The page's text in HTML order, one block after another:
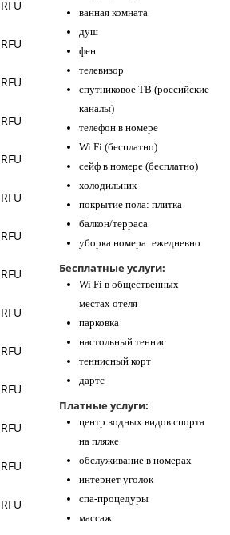
ванная комната
душ
фен
телевизор
спутниковое ТВ (российские
каналы)
телефон в номере
Wi Fi (бесплатно)
сейф в номере (бесплатно)
холодильник
покрытие пола: плитка
балкон/терраса
уборка номера: ежедневно
Бесплатные услуги:
Wi Fi в общественных
местах отеля
парковка
настольный теннис
теннисный корт
дартс
Платные услуги:
центр водных видов спорта
на пляже
обслуживание в номерах
интернет уголок
спа-процедуры
массаж